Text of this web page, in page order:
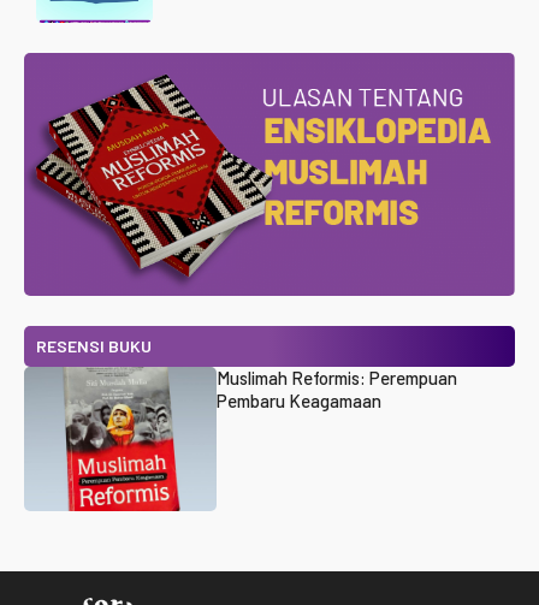
RESENSI BUKU
Muslimah Reformis: Perempuan
Pembaru Keagamaan